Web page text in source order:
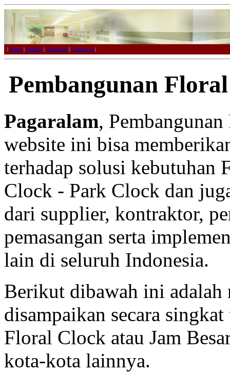
| Home | Product | Download | Contact us |
Pembangunan
Pagaralam,
website ini bisa
terhadap solusi kebutuhan
Clock - Park Clock dan
dari supplier, kontraktor,
pemasangan serta
lain di seluruh Indonesia.
Berikut dibawah ini adalah
disampaikan secara
Floral Clock atau Jam
kota-kota lainnya.